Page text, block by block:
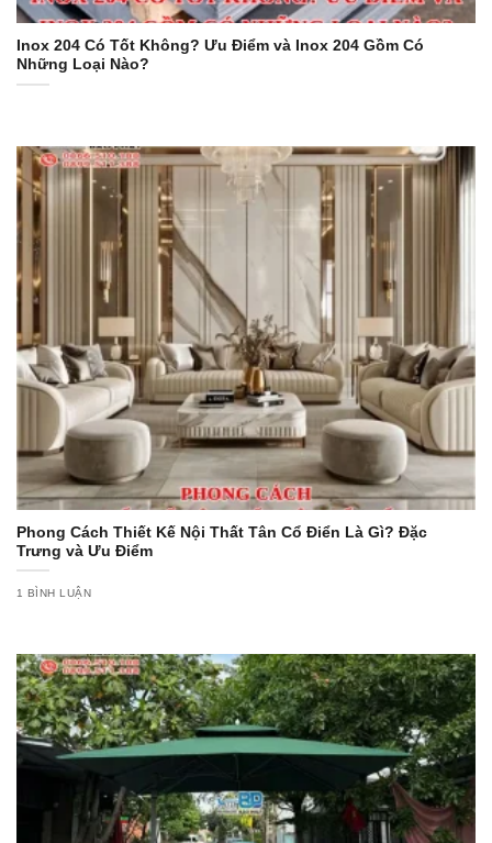
Inox 204 Có Tốt Không? Ưu Điểm và Inox 204 Gồm Có
Những Loại Nào?
Phong Cách Thiết Kế Nội Thất Tân Cổ Điển Là Gì? Đặc
Trưng và Ưu Điểm
1 BÌNH LUẬN